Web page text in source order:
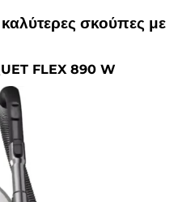
σκούπες με
FLEX 890 W